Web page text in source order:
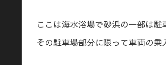
ここは海水浴場で砂浜の一部は駐
その駐車場部分に限って車両の乗